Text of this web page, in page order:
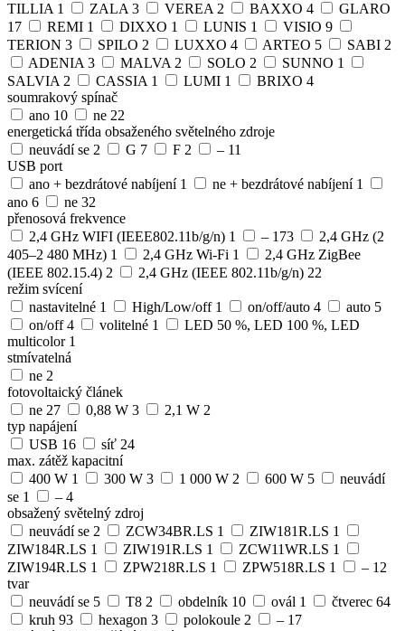
TILLIA 1 ZALA 3 VEREA 2 BAXXO 4
GLARO
17
REMI 1 DIXXO 1 LUNIS 1 VISIO 9
TERION 3 SPILO 2 LUXXO 4 ARTEO 5 SABI 2
ADENIA 3 MALVA 2 SOLO 2 SUNNO 1
SALVIA 2 CASSIA 1 LUMI 1 BRIXO 4
soumrakový spínač
ano 10 ne 22
energetická třída obsaženého světelného zdroje
neuvádí se 2 G 7 F 2 – 11
USB port
ano + bezdrátové nabíjení 1 ne + bezdrátové nabíjení 1
ano 6 ne 32
přenosová frekvence
2,4 GHz WIFI (IEEE802.11b/g/n) 1 – 173
2,4 GHz (2
405–2 480 MHz) 1 2,4 GHz Wi-Fi 1
2,4 GHz ZigBee
(IEEE 802.15.4) 2 2,4 GHz (IEEE 802.11b/g/n) 22
režim svícení
nastavitelné 1 High/Low/off 1 on/off/auto 4 auto 5
on/off4 volitelné 1
LED 50 %, LED 100 %, LED
multicolor 1
stmívatelná
ne 2
fotovoltaický článek
ne 27 0,88 W 3 2,1 W 2
typ napájení
USB 16 síť 24
max. zátěž kapacitní
400 W 1 300 W 3 1 000 W 2 600 W 5
neuvádí
se 1 – 4
obsažený světelný zdroj
neuvádí se 2 ZCW34BR.LS 1 ZIW181R.LS 1
ZIW184R.LS 1 ZIW191R.LS 1 ZCW11WR.LS 1
ZIW194R.LS 1 ZPW218R.LS 1 ZPW518R.LS 1 – 12
tvar
neuvádí se 5 T8 2 obdelník 10 ovál 1 čtverec 64
kruh 93 hexagon 3 polokoule 2 – 17